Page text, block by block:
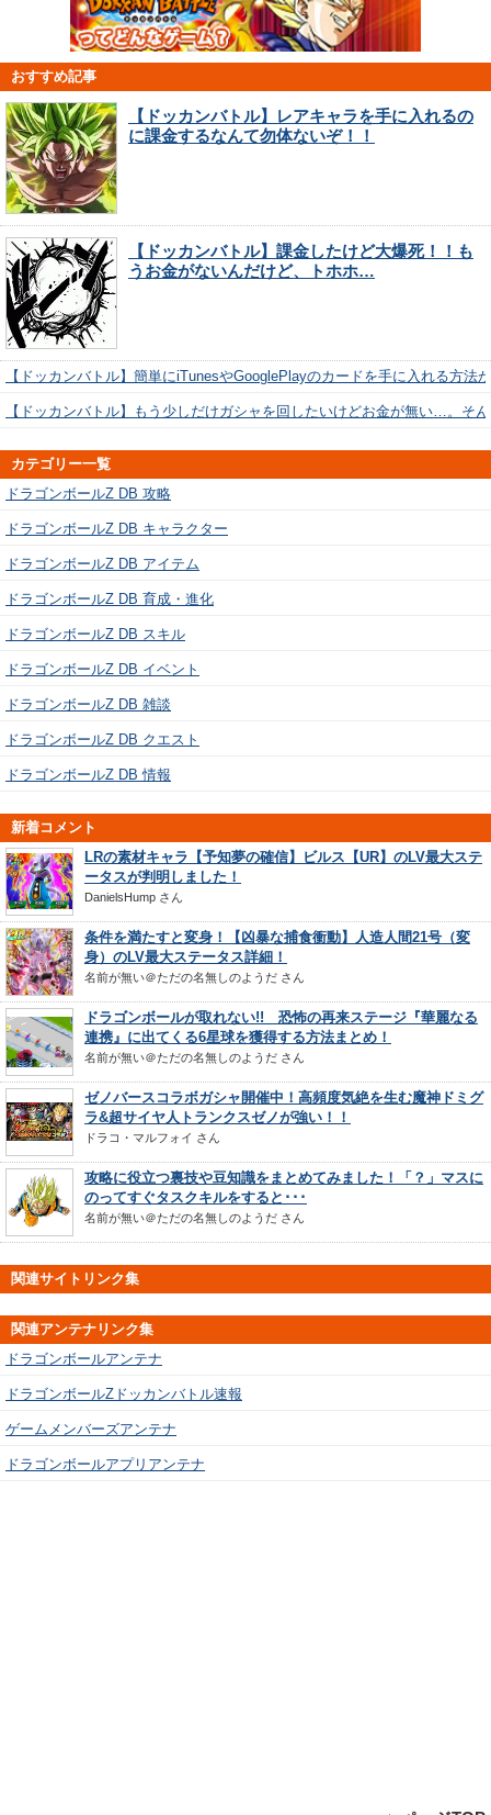
おすすめ記事
【ドッカンバトル】レアキャラを手に入れるの
に課金するなんて勿体ないぞ！！
【ドッカンバトル】課金したけど大爆死！！も
うお金がないんだけど、トホホ…
【ドッカンバトル】簡単にiTunesやGooglePlayのカードを手に入れる方法
【ドッカンバトル】もう少しだけガシャを回したいけどお金が無い…。そ
カテゴリー一覧
ドラゴンボールZ DB 攻略
ドラゴンボールZ DB キャラクター
ドラゴンボールZ DB アイテム
ドラゴンボールZ DB 育成・進化
ドラゴンボールZ DB スキル
ドラゴンボールZ DB イベント
ドラゴンボールZ DB 雑談
ドラゴンボールZ DB クエスト
ドラゴンボールZ DB 情報
新着コメント
LRの素材キャラ【予知夢の確信】ビルス【UR】のLV最大ステ
ータスが判明しました！
DanielsHump さん
条件を満たすと変身！【凶暴な捕食衝動】人造人間21号（変
身）のLV最大ステータス詳細！
名前が無い＠ただの名無しのようだ さん
ドラゴンボールが取れない!! 恐怖の再来ステージ『華麗なる
連携』に出てくる6星球を獲得する方法まとめ！
名前が無い＠ただの名無しのようだ さん
ゼノバースコラボガシャ開催中！高頻度気絶を生む魔神ドミグ
ラ&超サイヤ人トランクスゼノが強い！！
ドラコ・マルフォイ さん
攻略に役立つ裏技や豆知識をまとめてみました！「？」マスに
のってすぐタスクキルをすると･･･
名前が無い＠ただの名無しのようだ さん
関連サイトリンク集
関連アンテナリンク集
ドラゴンボールアンテナ
ドラゴンボールZドッカンバトル速報
ゲームメンバーズアンテナ
ドラゴンボールアプリアンテナ